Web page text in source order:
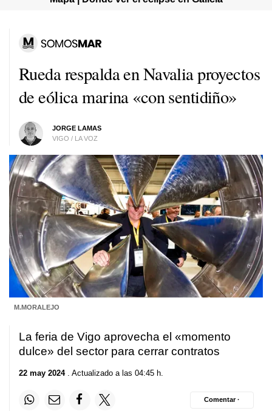
Rueda respalda en Navalia proyectos
de eólica marina «con sentidiño»
JORGE LAMAS
VIGO / LA VOZ
M.MORALEJO
La feria de Vigo aprovecha el «momento
dulce» del sector para cerrar contratos
22 may 2024. Actualizado a las 04:45 h.
Comentar ·